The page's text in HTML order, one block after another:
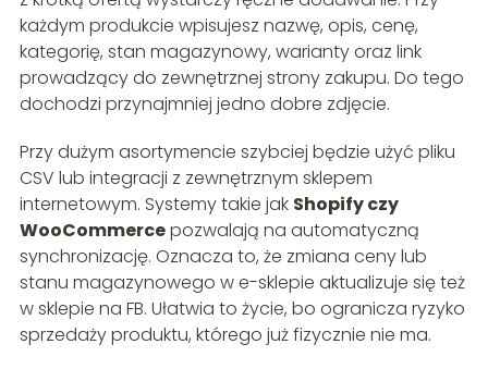
każdym produkcie wpisujesz nazwę, opis, cenę,
kategorię, stan magazynowy, warianty oraz link
prowadzący do zewnętrznej strony zakupu. Do tego
dochodzi przynajmniej jedno dobre zdjęcie.
Przy dużym asortymencie szybciej będzie użyć pliku
CSV lub integracji z zewnętrznym sklepem
internetowym. Systemy takie jak Shopify czy
WooCommercepozwalają na automatyczną
synchronizację. Oznacza to, że zmiana ceny lub
stanu magazynowego w e-sklepie aktualizuje się też
w sklepie na FB. Ułatwia to życie, bo ogranicza ryzyko
sprzedaży produktu, którego już fizycznie nie ma.